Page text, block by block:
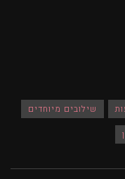
שילובים מיוחדים